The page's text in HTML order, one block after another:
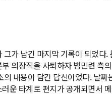
가 남긴 마지막 기록이 되었다.
의장직을 사퇴하자 범민련 측
내용이 담긴 답신이었다. 날
운 타계로 편지가 공개되면서